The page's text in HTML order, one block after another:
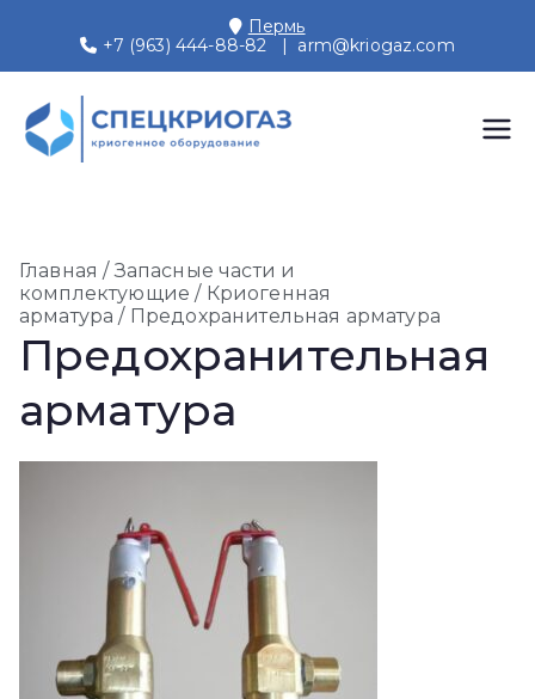
содержимому
Пермь
+7 (963) 444-88-82 | arm@kriogaz.com
Производство и поставки
Главная /Запасные части и
комплектующие / Криогенная
арматура / Предохранительная арматура
Предохранительная
арматура